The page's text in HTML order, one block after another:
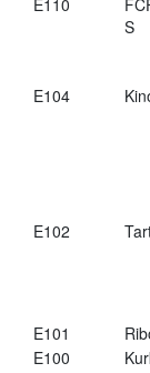
S
E104
E102
E101
E100